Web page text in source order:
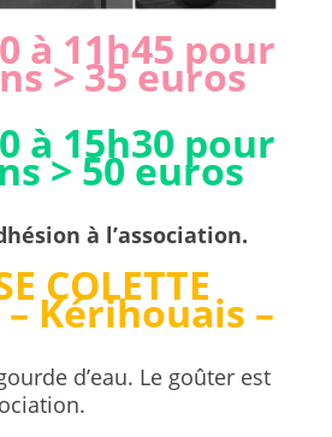
à 11h45 pour
> 35 euros
à 15h30 pour
> 50 euros
à l’association.
COLETTE
– Kérihouais –
d’eau. Le goûter est